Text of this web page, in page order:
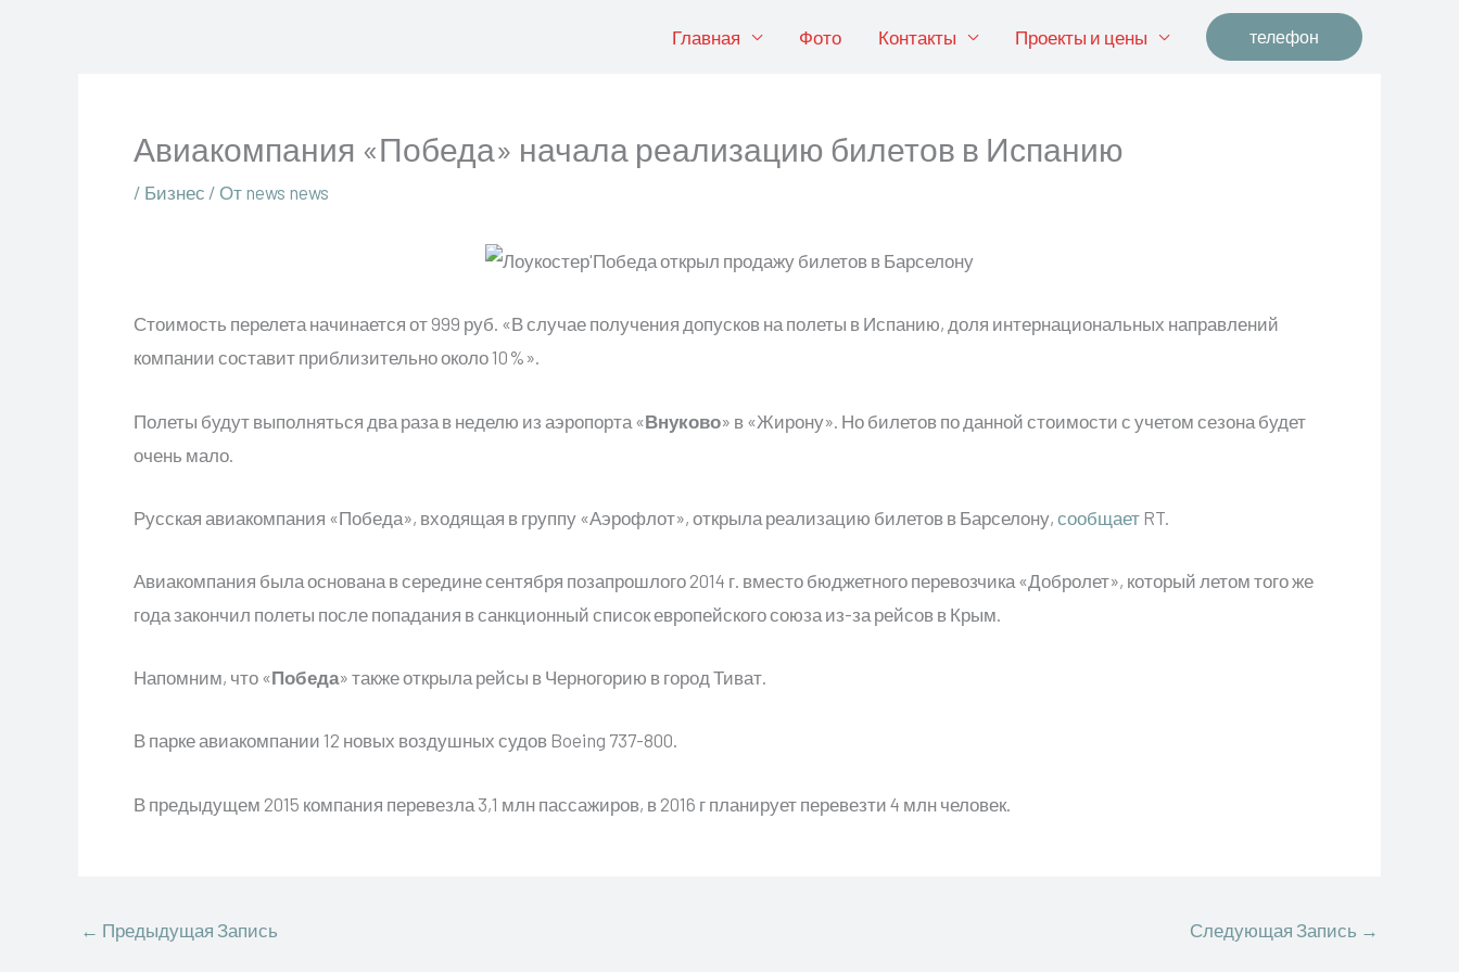
Главная Фото Контакты Проекты и цены телефон
Авиакомпания «Победа» начала реализацию билетов в Испанию
/ Бизнес / От news news
Стоимость перелета начинается от 999 руб. «В случае получения допусков на полеты в Испанию, доля интернациональных направлений
компании составит приблизительно около 10 %».
Полеты будут выполняться два раза в неделю из аэропорта «Внуково» в «Жирону». Но билетов по данной стоимости с учетом сезона будет
очень мало.
Русская авиакомпания «Победа», входящая в группу «Аэрофлот», открыла реализацию билетов в Барселону, сообщает RT.
Авиакомпания была основана в середине сентября позапрошлого 2014 г. вместо бюджетного перевозчика «Добролет», который летом того же
года закончил полеты после попадания в санкционный список европейского союза из-за рейсов в Крым.
Напомним, что «Победа» также открыла рейсы в Черногорию в город Тиват.
В парке авиакомпании 12 новых воздушных судов Boeing 737-800.
В предыдущем 2015 компания перевезла 3,1 млн пассажиров, в 2016 г планирует перевезти 4 млн человек.
← Предыдущая Запись Следующая Запись →